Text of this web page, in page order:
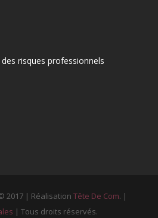
risques professionnels
2017 | Réalisation Tête De Com. |
| Tous droits réservés.